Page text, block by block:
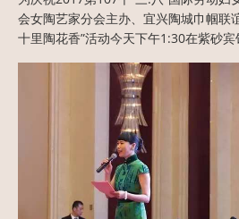
会女陶艺家分会主办、宜兴陶城巾帼联
十里陶花香”活动今天下午1:30在紫砂宾